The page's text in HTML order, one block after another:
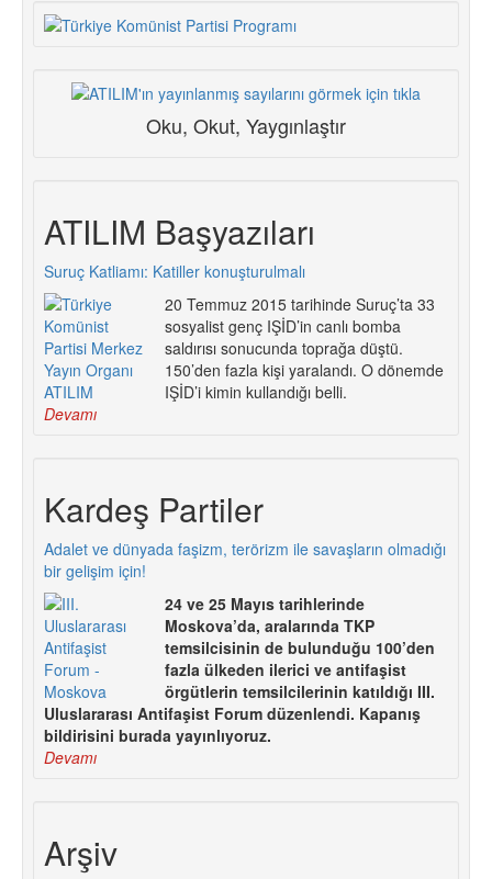
Oku, Okut, Yaygınlaştır
ATILIM Başyazıları
Suruç Katliamı: Katiller konuşturulmalı
20 Temmuz 2015 tarihinde Suruç’ta 33
sosyalist genç IŞİD’in canlı bomba
saldırısı sonucunda toprağa düştü.
150’den fazla kişi yaralandı. O dönemde
IŞİD’i kimin kullandığı belli.
Devamı
Kardeş Partiler
Adalet ve dünyada faşizm, terörizm ile savaşların olmadığı
bir gelişim için!
24 ve 25 Mayıs tarihlerinde
Moskova’da, aralarında TKP
temsilcisinin de bulunduğu 100’den
fazla ülkeden ilerici ve antifaşist
örgütlerin temsilcilerinin katıldığı III.
Uluslararası Antifaşist Forum düzenlendi. Kapanış
bildirisini burada yayınlıyoruz.
Devamı
Arşiv